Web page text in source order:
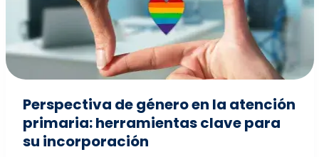
Perspectiva de género en la atención
primaria: herramientas clave para
su incorporación